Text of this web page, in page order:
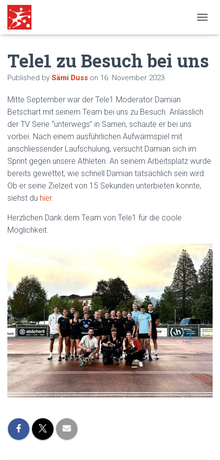
A
G
N
A
L
Tele1 zu Besuch bei uns
Published by Sämi Duss on 16. November 2023
Mitte September war der Tele1 Moderator Damian
Betschart mit seinem Team bei uns zu Besuch. Anlässlich
der TV Serie “unterwegs” in Sarnen, schaute er bei uns
vorbei. Nach einem ausführlichen Aufwärmspiel mit
anschliessender Laufschulung, versucht Damian sich im
Sprint gegen unsere Athleten. An seinem Arbeitsplatz wurde
bereits gewettet, wie schnell Damian tatsächlich sein wird.
Ob er seine Zielzeit von 15 Sekunden unterbieten konnte,
siehst du hier.
Herzlichen Dank dem Team von Tele1 für die coole
Möglichkeit.